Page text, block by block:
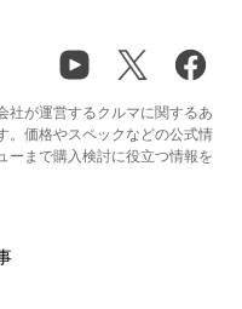
社が運営するクルマに関するあ
。価格やスペックなどの公式情
ーまで購入検討に役立つ情報を